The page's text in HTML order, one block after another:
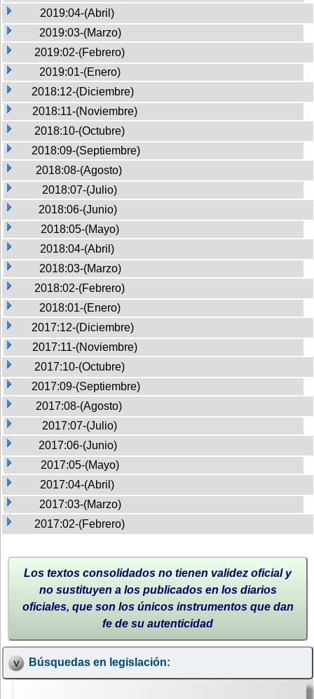
2019:04-(Abril)
2019:03-(Marzo)
2019:02-(Febrero)
2019:01-(Enero)
2018:12-(Diciembre)
2018:11-(Noviembre)
2018:10-(Octubre)
2018:09-(Septiembre)
2018:08-(Agosto)
2018:07-(Julio)
2018:06-(Junio)
2018:05-(Mayo)
2018:04-(Abril)
2018:03-(Marzo)
2018:02-(Febrero)
2018:01-(Enero)
2017:12-(Diciembre)
2017:11-(Noviembre)
2017:10-(Octubre)
2017:09-(Septiembre)
2017:08-(Agosto)
2017:07-(Julio)
2017:06-(Junio)
2017:05-(Mayo)
2017:04-(Abril)
2017:03-(Marzo)
2017:02-(Febrero)
Los textos consolidados no tienen validez oficial y
no sustituyen a los publicados en los diarios
oficiales, que son los únicos instrumentos que dan
fe de su autenticidad
Búsquedas en legislación: